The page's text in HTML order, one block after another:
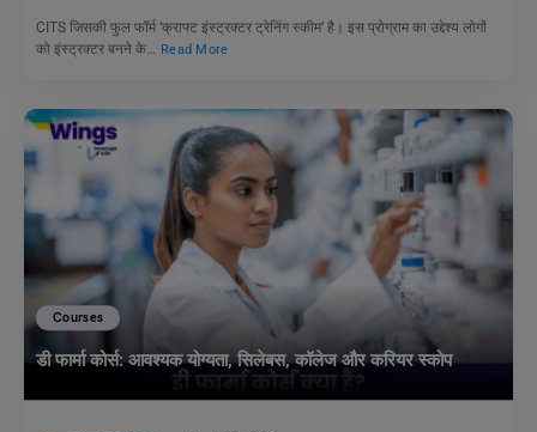
CITS जिसकी फुल फॉर्म ‘क्राफ्ट इंस्ट्रक्टर ट्रेनिंग स्कीम’ है। इस प्रोग्राम का उद्देश्य लोगों
को इंस्ट्रक्टर बनने के… Read More
Courses
डी फार्मा कोर्स: आवश्यक योग्यता, सिलेबस, कॉलेज और करियर स्कोप